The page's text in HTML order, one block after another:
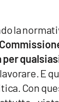
la
E
Con